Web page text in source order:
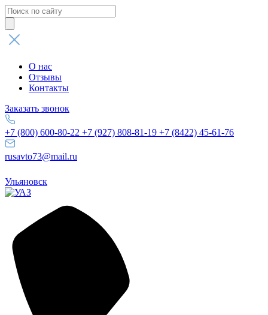
Поиск
товаров
О нас
Отзывы
Контакты
Заказать звонок
+7 (800) 600-80-22 +7 (927) 808-81-19 +7 (8422) 45-61-76
rusavto73@mail.ru
Ульяновск